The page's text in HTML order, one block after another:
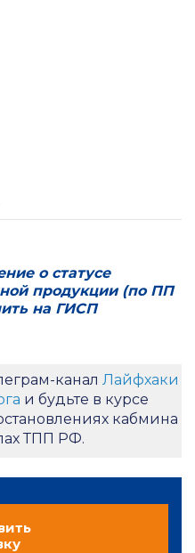
о статусе
продукции (по ПП
на ГИСП
канал Лайфхаки
и будьте в курсе
кабмина
ТПП РФ.